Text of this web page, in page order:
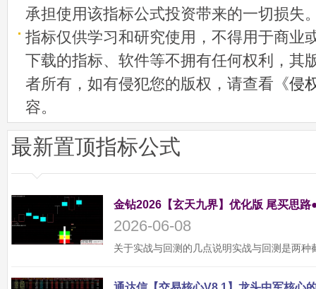
承担使用该指标公式投资带来的一切损失
指标仅供学习和研究使用，不得用于商业
下载的指标、软件等不拥有任何权利，其
者所有，如有侵犯您的版权，请查看《侵
容。
最新置顶指标公式
金钻2026【玄天九界】优化版 尾买思
2026-06-08